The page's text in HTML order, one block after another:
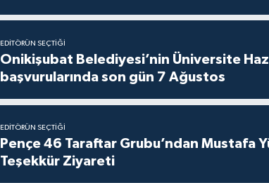
EDITÖRÜN SEÇTIĞI
Onikişubat Belediyesi’nin Üniversite
başvurularında son gün 7 Ağustos
EDITÖRÜN SEÇTIĞI
Pençe 46 Taraftar Grubu’ndan Mustafa
Teşekkür Ziyareti